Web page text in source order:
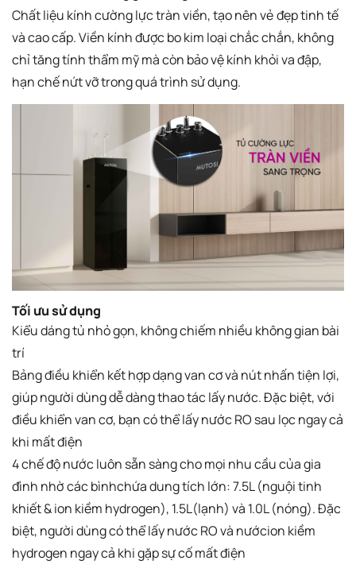
Chất liệu kính cường lực tràn viền, tạo nên vẻ đẹp tinh tế
và cao cấp. Viền kính được bo kim loại chắc chắn, không
chỉ tăng tính thẩm mỹ mà còn bảo vệ kính khỏi va đập,
hạn chế nứt vỡ trong quá trình sử dụng.
Tối ưu sử dụng​
Kiểu dáng tủ nhỏ gọn, không chiếm nhiều không gian bài
trí​
Bảng điều khiển kết hợp dạng van cơ và nút nhấn tiện lợi,
giúp người dùng dễ dàng thao tác lấy nước. Đặc biệt, với
điều khiển van cơ, bạn có thể lấy nước RO sau lọc ngay cả
khi mất điện​​
4 chế độ nước luôn sẵn sàng cho mọi nhu cầu của gia
đình nhờ các bìnhchứa dung tích lớn: 7.5L (nguội tinh
khiết & ion kiềm hydrogen), 1.5L(lạnh) và 1.0L (nóng). Đặc
biệt, người dùng có thể lấy nước RO và nướcion kiềm
hydrogen ngay cả khi gặp sự cố mất điện